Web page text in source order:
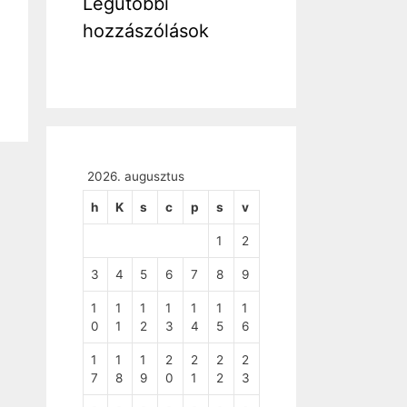
hozzászólások
2026. augusztus
h K s c p s v
1 2
3 4 5 6 7 8 9
1
0
1
1
1
2
1
3
1
4
1
5
1
6
1
7
1
8
1
9
2
0
2
1
2
2
2
3